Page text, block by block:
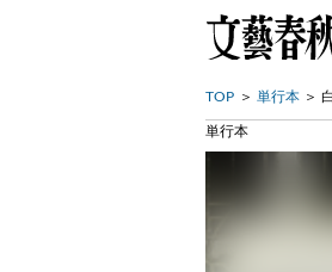
TOP 単行本
単行本